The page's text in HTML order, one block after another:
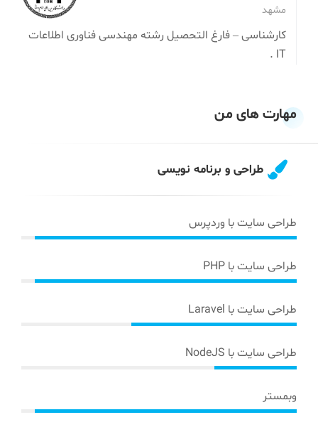
مشهد
کارشناسی – فارغ التحصیل رشته مهندسی فناوری اطلاعات
IT .
مهارت های من
طراحی و برنامه نویسی
طراحی سایت با وردپرس
طراحی سایت با PHP
طراحی سایت با Laravel
طراحی سایت با NodeJS
وبمستر